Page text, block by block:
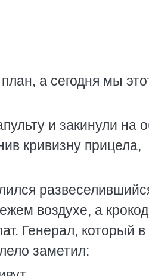
а сегодня мы
и закинули на
кривизну прицела,
воздухе, а
Генерал, который в
заметил: